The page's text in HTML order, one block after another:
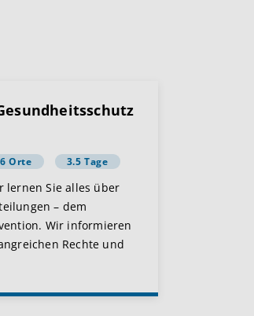
6 Orte 3.5 Tage
lernen Sie alles über
– dem
Wir informieren
Rechte und